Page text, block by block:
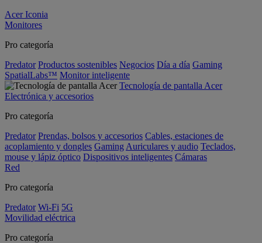
Acer Iconia
Monitores
Pro categoría
Predator Productos sostenibles Negocios Día a día Gaming
SpatialLabs™ Monitor inteligente
Tecnología de pantalla Acer
Electrónica y accesorios
Pro categoría
Predator Prendas, bolsos y accesorios Cables, estaciones de
acoplamiento y dongles Gaming Auriculares y audio Teclados,
mouse y lápiz óptico Dispositivos inteligentes Cámaras
Red
Pro categoría
Predator Wi-Fi 5G
Movilidad eléctrica
Pro categoría